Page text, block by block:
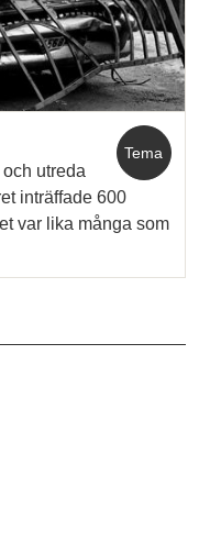
Tema
utreda
inträffade 600
var lika många som